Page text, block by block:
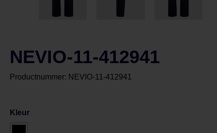
NEVIO-11-412941
Productnummer: NEVIO-11-412941
Kleur